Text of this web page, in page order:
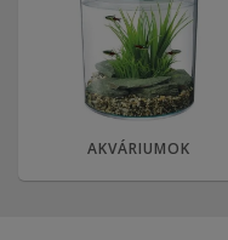
AKVÁRIUMOK